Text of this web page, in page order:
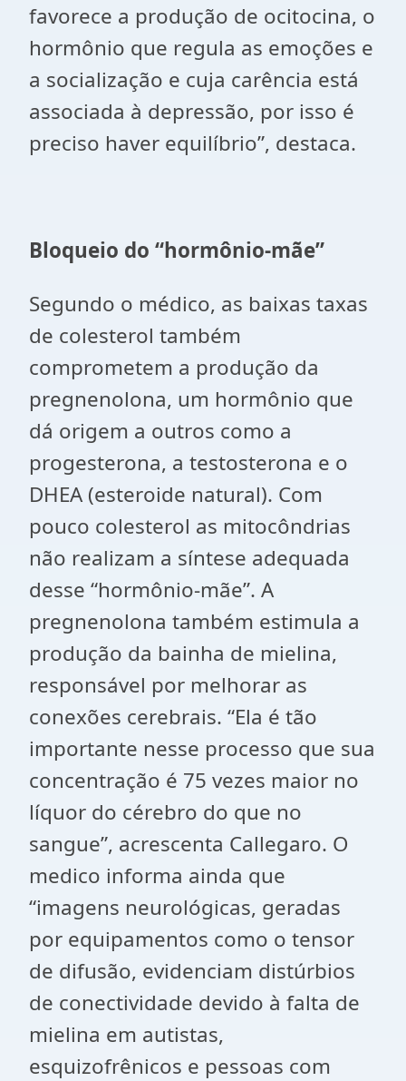
favorece a produção de ocitocina, o
hormônio que regula as emoções e
a socialização e cuja carência está
associada à depressão, por isso é
preciso haver equilíbrio”, destaca.
Bloqueio do “hormônio-mãe”
Segundo o médico, as baixas taxas
de colesterol também
comprometem a produção da
pregnenolona, um hormônio que
dá origem a outros como a
progesterona, a testosterona e o
DHEA (esteroide natural). Com
pouco colesterol as mitocôndrias
não realizam a síntese adequada
desse “hormônio-mãe”. A
pregnenolona também estimula a
produção da bainha de mielina,
responsável por melhorar as
conexões cerebrais. “Ela é tão
importante nesse processo que sua
concentração é 75 vezes maior no
líquor do cérebro do que no
sangue”, acrescenta Callegaro. O
medico informa ainda que
“imagens neurológicas, geradas
por equipamentos como o tensor
de difusão, evidenciam distúrbios
de conectividade devido à falta de
mielina em autistas,
esquizofrênicos e pessoas com